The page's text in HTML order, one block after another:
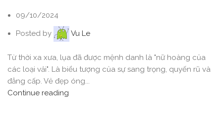
09/10/2024
Posted by Vu Le
Từ thời xa xưa, lụa đã được mệnh danh là "nữ hoàng của
các loại vải". Là biểu tượng của sự sang trọng, quyến rũ và
đẳng cấp. Vẻ đẹp óng...
Continue reading